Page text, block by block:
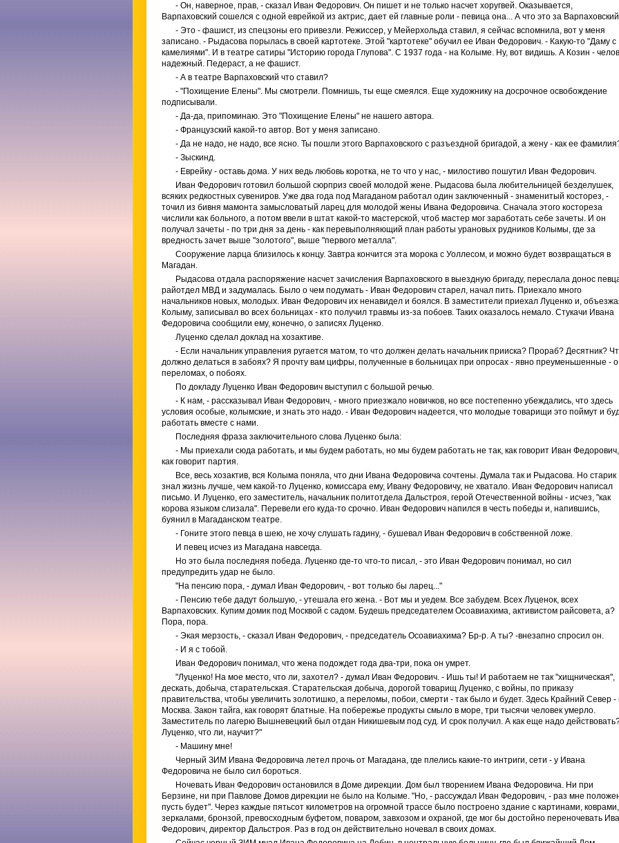
- Он, наверное, прав, - сказал Иван Федорович. Он пишет и не только насчет хоругвей. Оказывается,
Варпаховский сошелся с одной еврейкой из актрис, дает ей главные роли - певица она... А что это за
- Это - фашист, из спецзоны его привезли. Режиссер, у Мейерхольда ставил, я сейчас вспомнила, вот у меня
записано. - Рыдасова порылась в своей картотеке. Этой "картотеке" обучил ее Иван Федорович. - Какую-то "Даму с
камелиями". И в театре сатиры "Историю города Глупова". С 1937 года - на Колыме. Ну, вот видишь. А Козин -
надежный. Педераст, а не фашист.
- А в театре Варпаховский что ставил?
- "Похищение Елены". Мы смотрели. Помнишь, ты еще смеялся. Еще художнику на досрочное освобождение
подписывали.
- Да-да, припоминаю. Это "Похищение Елены" не нашего автора.
- Французский какой-то автор. Вот у меня записано.
- Да не надо, не надо, все ясно. Ты пошли этого Варпаховского с разъездной бригадой, а жену - как ее
- Зыскинд.
- Еврейку - оставь дома. У них ведь любовь коротка, не то что у нас, - милостиво пошутил Иван Федорович.
Иван Федорович готовил большой сюрприз своей молодой жене. Рыдасова была любительницей безделушек,
всяких редкостных сувениров. Уже два года под Магаданом работал один заключенный - знаменитый косторез, -
точил из бивня мамонта замысловатый ларец для молодой жены Ивана Федоровича. Сначала этого костореза
числили как больного, а потом ввели в штат какой-то мастерской, чтоб мастер мог заработать себе зачеты. И он
получал зачеты - по три дня за день - как перевыполняющий план работы урановых рудников Колымы, где за
вредность зачет выше "золотого", выше "первого металла".
Сооружение ларца близилось к концу. Завтра кончится эта морока с Уоллесом, и можно будет возвращаться в
Магадан.
Рыдасова отдала распоряжение насчет зачисления Варпаховского в выездную бригаду, переслала донос
райотдел МВД и задумалась. Было о чем подумать - Иван Федорович старел, начал пить. Приехало много
начальников новых, молодых. Иван Федорович их ненавидел и боялся. В заместители приехал Луценко и,
Колыму, записывал во всех больницах - кто получил травмы из-за побоев. Таких оказалось немало. Стукачи Ивана
Федоровича сообщили ему, конечно, о записях Луценко.
Луценко сделал доклад на хозактиве.
- Если начальник управления ругается матом, то что должен делать начальник прииска? Прораб? Десятник?
должно делаться в забоях? Я прочту вам цифры, полученные в больницах при опросах - явно преуменьшенные - о
переломах, о побоях.
По докладу Луценко Иван Федорович выступил с большой речью.
- К нам, - рассказывал Иван Федорович, - много приезжало новичков, но все постепенно убеждались, что здесь
условия особые, колымские, и знать это надо. - Иван Федорович надеется, что молодые товарищи это поймут и
работать вместе с нами.
Последняя фраза заключительного слова Луценко была:
- Мы приехали сюда работать, и мы будем работать, но мы будем работать не так, как говорит Иван
как говорит партия.
Все, весь хозактив, вся Колыма поняла, что дни Ивана Федоровича сочтены. Думала так и Рыдасова. Но старик
знал жизнь лучше, чем какой-то Луценко, комиссара ему, Ивану Федоровичу, не хватало. Иван Федорович написал
письмо. И Луценко, его заместитель, начальник политотдела Дальстроя, герой Отечественной войны - исчез, "как
корова языком слизала". Перевели его куда-то срочно. Иван Федорович напился в честь победы и, напившись,
буянил в Магаданском театре.
- Гоните этого певца в шею, не хочу слушать гадину, - бушевал Иван Федорович в собственной ложе.
И певец исчез из Магадана навсегда.
Но это была последняя победа. Луценко где-то что-то писал, - это Иван Федорович понимал, но сил
предупредить удар не было.
"На пенсию пора, - думал Иван Федорович, - вот только бы ларец..."
- Пенсию тебе дадут большую, - утешала его жена. - Вот мы и уедем. Все забудем. Всех Луценок, всех
Варпаховских. Купим домик под Москвой с садом. Будешь председателем Осоавиахима, активистом райсовета, а?
Пора, пора.
- Экая мерзость, - сказал Иван Федорович, - председатель Осоавиахима? Бр-р. А ты? -внезапно спросил он.
- И я с тобой.
Иван Федорович понимал, что жена подождет года два-три, пока он умрет.
"Луценко! На мое место, что ли, захотел? - думал Иван Федорович. - Ишь ты! И работаем не так "хищническая",
дескать, добыча, старательская. Старательская добыча, дорогой товарищ Луценко, с войны, по приказу
правительства, чтобы увеличить золотишко, а переломы, побои, смерти - так было и будет. Здесь Крайний Север -
Москва. Закон тайга, как говорят блатные. На побережье продукты смыло в море, три тысячи человек умерло.
Заместитель по лагерю Вышневецкий был отдан Никишевым под суд. И срок получил. А как еще надо
Луценко, что ли, научит?"
- Машину мне!
Черный ЗИМ Ивана Федоровича летел прочь от Магадана, где плелись какие-то интриги, сети - у Ивана
Федоровича не было сил бороться.
Ночевать Иван Федорович остановился в Доме дирекции. Дом был творением Ивана Федоровича. Ни при
Берзине, ни при Павлове Домов дирекции не было на Колыме. "Но, - рассуждал Иван Федорович, - раз мне
пусть будет". Через каждые пятьсот километров на огромной трассе было построено здание с картинами, коврами,
зеркалами, бронзой, превосходным буфетом, поваром, завхозом и охраной, где мог бы достойно переночевать
Федорович, директор Дальстроя. Раз в год он действительно ночевал в своих домах.